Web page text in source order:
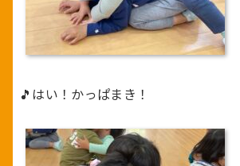
🎵はい！かっぱまき！